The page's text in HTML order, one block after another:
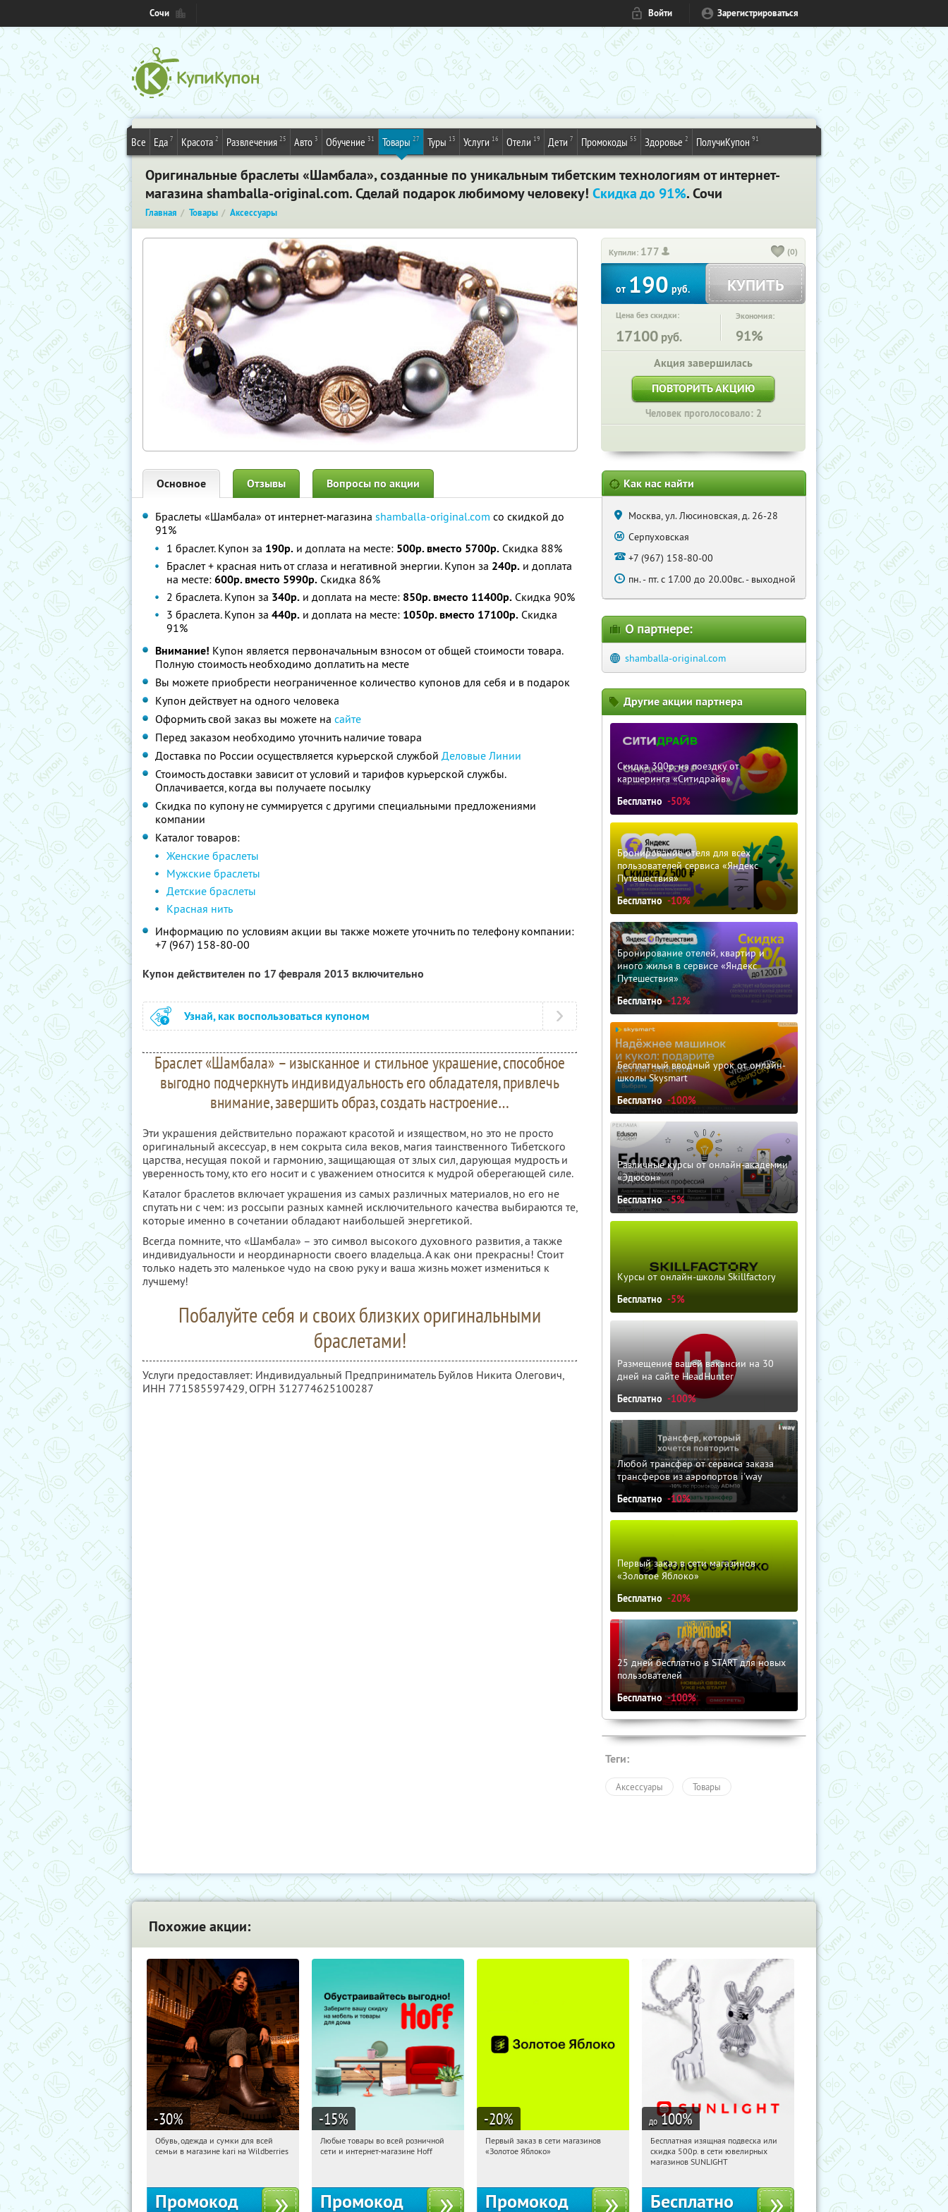
Сочи Войти Зарегистрироваться
Все Еда 7 Красота 2 Развлечения 25 Авто 3 Обучение 31 Товары 27 Туры 13 Услуги 16 Отели 19 Дети 7 Промокоды 55 Здоровье 2 ПолучиКупон 91
Оригинальные браслеты «Шамбала», созданные по уникальным тибетским технологиям от интернет-
магазина shamballa-original.com. Сделай подарок любимому человеку! Скидка до 91%. Сочи
Главная Товары Аксессуары
Купили: 177 (0)
от190руб. КУПИТЬ
Цена без скидки:
17100 руб.
Экономия:
91%
Акция завершилась
ПОВТОРИТЬ АКЦИЮ
Человек проголосовало: 2
Основное Отзывы Вопросы по акции
Браслеты «Шамбала» от интернет-магазина shamballa-original.com со скидкой до
91%
1 браслет. Купон за 190р. и доплата на месте: 500р. вместо 5700р. Скидка 88%
Браслет + красная нить от сглаза и негативной энергии. Купон за 240р. и доплата
на месте: 600р. вместо 5990р. Скидка 86%
2 браслета. Купон за 340р. и доплата на месте: 850р. вместо 11400р. Скидка 90%
3 браслета. Купон за 440р. и доплата на месте: 1050р. вместо 17100р. Скидка
91%
Внимание! Купон является первоначальным взносом от общей стоимости товара.
Полную стоимость необходимо доплатить на месте
Вы можете приобрести неограниченное количество купонов для себя и в подарок
Купон действует на одного человека
Оформить свой заказ вы можете на сайте
Перед заказом необходимо уточнить наличие товара
Доставка по России осуществляется курьерской службой Деловые Линии
Стоимость доставки зависит от условий и тарифов курьерской службы.
Оплачивается, когда вы получаете посылку
Скидка по купону не суммируется с другими специальными предложениями
компании
Каталог товаров:
Женские браслеты
Мужские браслеты
Детские браслеты
Красная нить
Информацию по условиям акции вы также можете уточнить по телефону компании:
+7 (967) 158-80-00
Купон действителен по 17 февраля 2013 включительно
Узнай, как воспользоваться купоном
Браслет «Шамбала» – изысканное и стильное украшение, способное
выгодно подчеркнуть индивидуальность его обладателя, привлечь
внимание, завершить образ, создать настроение…
Эти украшения действительно поражают красотой и изяществом, но это не просто
оригинальный аксессуар, в нем сокрыта сила веков, магия таинственного Тибетского
царства, несущая покой и гармонию, защищающая от злых сил, дарующая мудрость и
уверенность тому, кто его носит и с уважением относится к мудрой оберегающей силе.
Каталог браслетов включает украшения из самых различных материалов, но его не
спутать ни с чем: из россыпи разных камней исключительного качества выбираются те,
которые именно в сочетании обладают наибольшей энергетикой.
Всегда помните, что «Шамбала» – это символ высокого духовного развития, а также
индивидуальности и неординарности своего владельца. А как они прекрасны! Стоит
только надеть это маленькое чудо на свою руку и ваша жизнь может измениться к
лучшему!
Побалуйте себя и своих близких оригинальными
браслетами!
Услуги предоставляет: Индивидуальный Предприниматель Буйлов Никита Олегович,
ИНН 771585597429, ОГРН 312774625100287
Как нас найти
Москва, ул. Люсиновская, д. 26-28
Серпуховская
+7 (967) 158-80-00
пн. - пт. с 17.00 до 20.00вс. - выходной
О партнере:
shamballa-original.com
Другие акции партнера
Скидка 300р. на поездку от
каршеринга «Ситидрайв»
Бесплатно -50%
Бронирование отеля для всех
пользователей сервиса «Яндекс
Путешествия»
Бесплатно -10%
Бронирование отелей, квартир и
иного жилья в сервисе «Яндекс
Путешествия»
Бесплатно -12%
Бесплатный вводный урок от онлайн-
школы Skysmart
Бесплатно -100%
Различные курсы от онлайн-академии
«Эдюсон»
Бесплатно -5%
Курсы от онлайн-школы Skillfactory
Бесплатно -5%
Размещение вашей вакансии на 30
дней на сайте HeadHunter
Бесплатно -100%
Любой трансфер от сервиса заказа
трансферов из аэропортов i'way
Бесплатно -10%
Первый заказ в сети магазинов
«Золотое Яблоко»
Бесплатно -20%
25 дней бесплатно в START для новых
пользователей
Бесплатно -100%
Теги:
Аксессуары Товары
Похожие акции:
-30%
17:52:46 Получили:
Обувь, одежда и сумки для всей
семьи в магазине kari на Wildberries
Промокод
-15%
17:52:46 Получили:
Любые товары во всей розничной
сети и интернет-магазине Hoff
Промокод
-20%
17:52:46
Получи первым!
Первый заказ в сети магазинов
«Золотое Яблоко»
Промокод
до 100%
17:52:46 Получили:
Россия
Бесплатная изящная подвеска или
скидка 500р. в сети ювелирных
магазинов SUNLIGHT
Бесплатно